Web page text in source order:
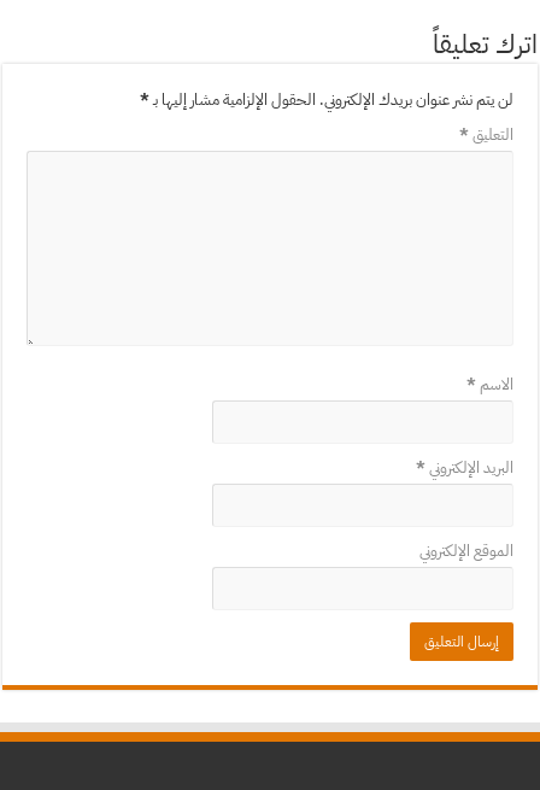
اترك تعليقاً
لن يتم نشر عنوان بريدك الإلكتروني. الحقول الإلزامية مشار إليها بـ*
التعليق*
الاسم*
البريد الإلكتروني*
الموقع الإلكتروني